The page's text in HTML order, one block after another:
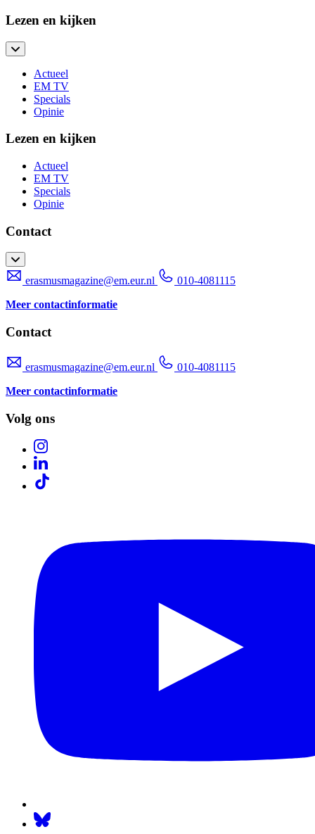
Lezen en kijken
Actueel
EM TV
Specials
Opinie
Lezen en kijken
Actueel
EM TV
Specials
Opinie
Contact
erasmusmagazine@em.eur.nl
010-4081115
Meer contactinformatie
Contact
erasmusmagazine@em.eur.nl
010-4081115
Meer contactinformatie
Volg ons